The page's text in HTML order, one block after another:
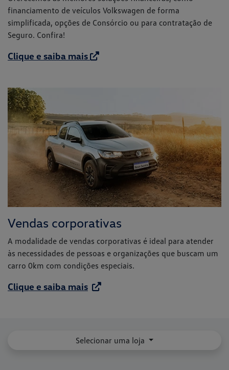
financiamento de veículos Volkswagen de forma
simplificada, opções de Consórcio ou para contratação de
Seguro. Confira!
Clique e saiba mais
Vendas corporativas
A modalidade de vendas corporativas é ideal para atender
às necessidades de pessoas e organizações que buscam um
carro 0km com condições especiais.
Clique e saiba mais
Selecionar uma loja